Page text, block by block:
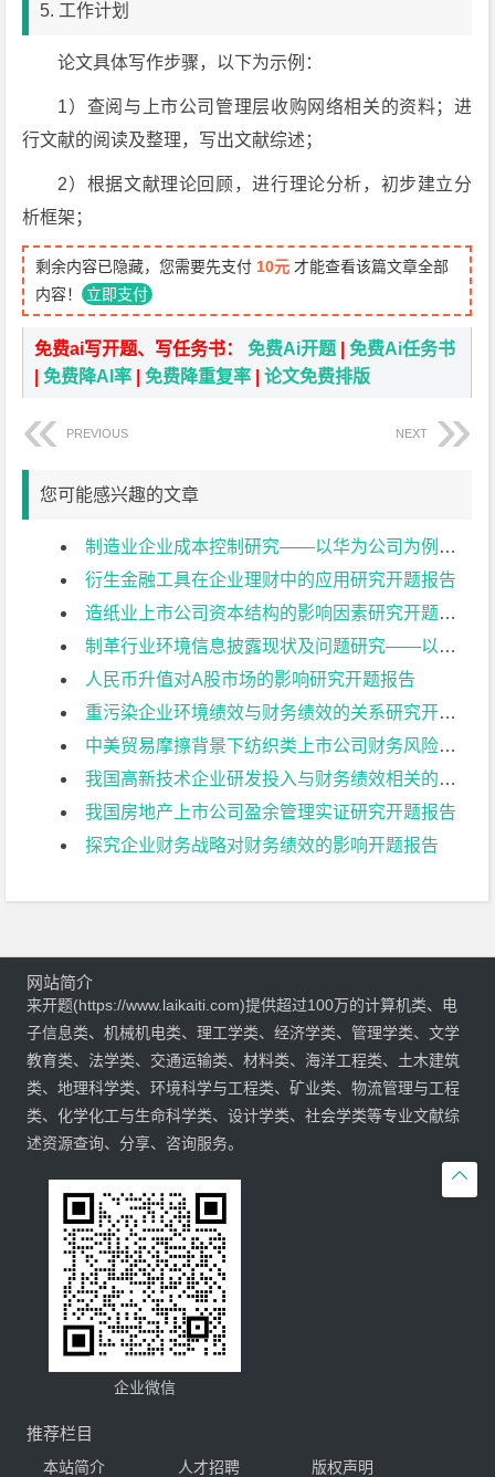
5. 工作计划
论文具体写作步骤，以下为示例：
1）查阅与上市公司管理层收购网络相关的资料；进
行文献的阅读及整理，写出文献综述；
2）根据文献理论回顾，进行理论分析，初步建立分
析框架；
剩余内容已隐藏，您需要先支付 10元 才能查看该篇文章全部
内容！ 立即支付
免费ai写开题、写任务书：免费Ai开题 |免费Ai任务书
|免费降AI率 |免费降重复率 |论文免费排版
PREVIOUS NEXT
您可能感兴趣的文章
制造业企业成本控制研究——以华为公司为例开题报告
衍生金融工具在企业理财中的应用研究开题报告
造纸业上市公司资本结构的影响因素研究开题报告
制革行业环境信息披露现状及问题研究——以兴业皮革科技股份有限公司为例开题报告
人民币升值对A股市场的影响研究开题报告
重污染企业环境绩效与财务绩效的关系研究开题报告
中美贸易摩擦背景下纺织类上市公司财务风险控制研究:以华孚时尚为例开题报告
我国高新技术企业研发投入与财务绩效相关的影响因素分析——基于创业板上市公司的数据开题报告
我国房地产上市公司盈余管理实证研究开题报告
探究企业财务战略对财务绩效的影响开题报告

网站简介
来开题(https://www.laikaiti.com)提供超过100万的计算机类、电
子信息类、机械机电类、理工学类、经济学类、管理学类、文学
教育类、法学类、交通运输类、材料类、海洋工程类、土木建筑
类、地理科学类、环境科学与工程类、矿业类、物流管理与工程
类、化学化工与生命科学类、设计学类、社会学类等专业文献综
述资源查询、分享、咨询服务。
企业微信
推荐栏目
本站简介 人才招聘 版权声明